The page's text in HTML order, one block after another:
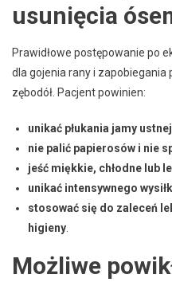
usunięcia
Prawidłowe postępowanie po
dla gojenia rany i zapobiegania
zębodół. Pacjent powinien:
unikać płukania jamy
nie palić papierosów i nie
jeść miękkie, chłodne lub
unikać intensywnego
stosować się do zaleceń
higieny.
Możliwe